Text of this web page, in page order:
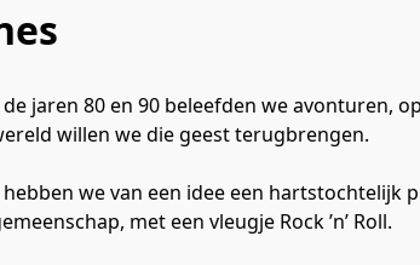
jaren 80 en 90 beleefden we avonturen,
willen we die geest terugbrengen.
we van een idee een hartstochtelijk
met een vleugje Rock ’n’ Roll.